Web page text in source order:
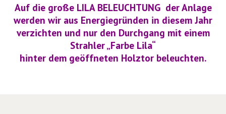
Auf die große LILA BELEUCHTUNG der Anlage
werden wir aus Energiegründen in diesem Jahr
verzichten und nur den Durchgang mit einem
Strahler „Farbe Lila“
hinter dem geöffneten Holztor beleuchten.